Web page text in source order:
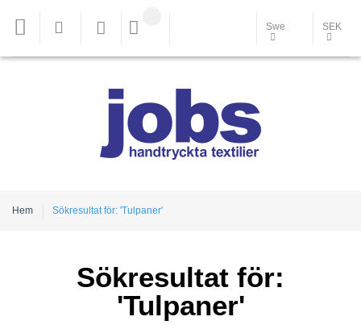
Swe SEK
Hem Sökresultat för: 'Tulpaner'
Sökresultat för:
'Tulpaner'